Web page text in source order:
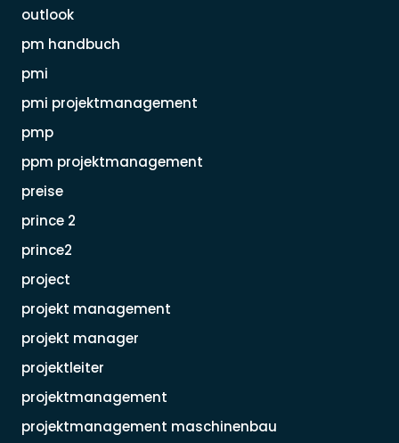
outlook
pm handbuch
pmi
pmi projektmanagement
pmp
ppm projektmanagement
preise
prince 2
prince2
project
projekt management
projekt manager
projektleiter
projektmanagement
projektmanagement maschinenbau